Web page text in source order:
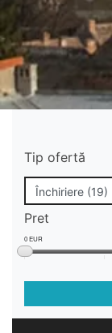
Tip ofertă
Pret
0 EUR